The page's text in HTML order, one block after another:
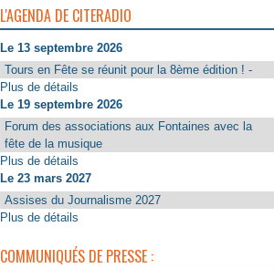
L'AGENDA DE CITERADIO
Le 13 septembre 2026
Tours en Fête se réunit pour la 8ème édition ! -
Plus de détails
Le 19 septembre 2026
Forum des associations aux Fontaines avec la
fête de la musique
Plus de détails
Le 23 mars 2027
Assises du Journalisme 2027
Plus de détails
COMMUNIQUÉS DE PRESSE :